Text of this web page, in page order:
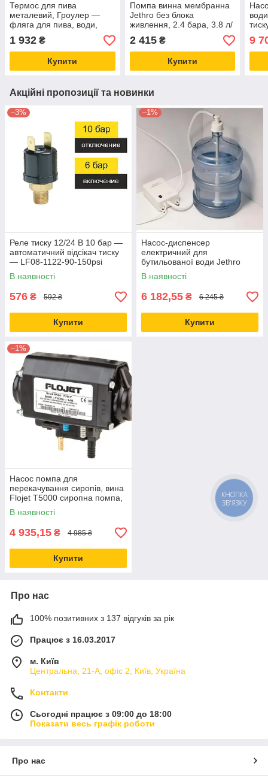
Термос для пива
металевий, Гроулер —
фляга для пива, води,
соку та газованих напоїв
1,9 л
1 932 ₴
Купити
Помпа винна мембранна
Jethro без блока
живлення, 2.4 бара, 3.8 л/
хв, 12 В, Обладнання для
bag-in-box
2 415₴
Купити
9
Акційні пропозиції та новинки
–3%
Реле тиску 12/24 В 10 бар —
автоматичний відсікач тиску
— LF08-1122-90-150psi
В наявності
576 ₴ 592 ₴
Купити
–1%
Насос-диспенсер
електричний для
бутильованої води Jethro
В наявності
6 182,55 ₴ 6 245 ₴
Купити
–1%
Насос помпа для
перекачування сиропів, вина
Flojet T5000 сиропна помпа,
Обладнання для bag-in-box
(бег-ін-бокс)
В наявності
4 935,15 ₴ 4 985 ₴
Купити
Про нас
100% позитивних з 137 відгуків за рік
Працює з 16.03.2017
м. Київ
Центральна, 21-А, офіс 2, Київ, Україна
Контакти
Сьогодні працює з 09:00 до 18:00
Показати весь графік роботи
Про нас
КНОПКА
ЗВ'ЯЗКУ